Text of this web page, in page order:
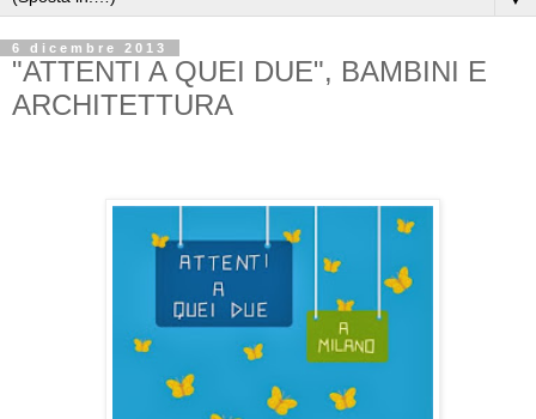
6 dicembre 2013
"ATTENTI A QUEI DUE", BAMBINI E
ARCHITETTURA